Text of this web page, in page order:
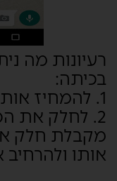
רעיונות מה
בכיתה:
1. להמחיז אותו.
2. לחלק את
מקבלת חלק
אותו